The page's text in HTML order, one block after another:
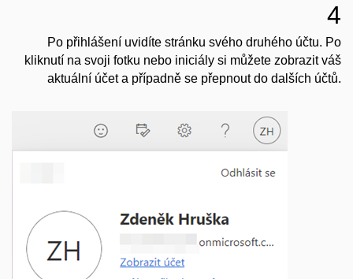
4
Po přihlášení uvidíte stránku svého druhého účtu. Po
kliknutí na svoji fotku nebo iniciály si můžete zobrazit váš
aktuální účet a případně se přepnout do dalších účtů.